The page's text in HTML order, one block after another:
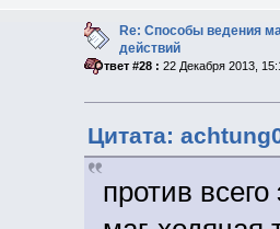
Re: Способы ведения
действий
«Ответ #28 : 22 Декабря 2013,
Цитата:
против